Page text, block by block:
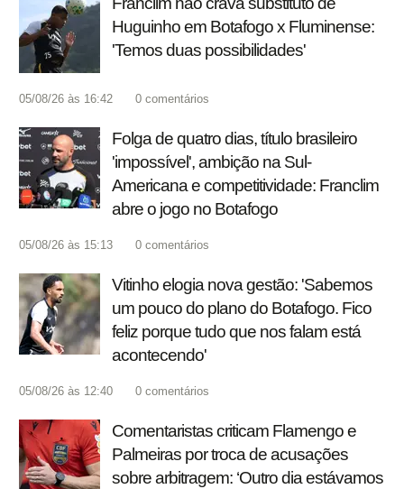
Huguinho em Botafogo x Fluminense:
'Temos duas possibilidades'
05/08/26 às 16:42 0 comentários
Folga de quatro dias, título brasileiro
'impossível', ambição na Sul-
Americana e competitividade: Franclim
abre o jogo no Botafogo
05/08/26 às 15:13 0 comentários
Vitinho elogia nova gestão: 'Sabemos
um pouco do plano do Botafogo. Fico
feliz porque tudo que nos falam está
acontecendo'
05/08/26 às 12:40 0 comentários
Comentaristas criticam Flamengo e
Palmeiras por troca de acusações
sobre arbitragem: ‘Outro dia estávamos